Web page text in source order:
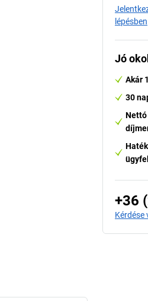
lépésben
Jó
Akár
30
Nettó
+36
Kérdése